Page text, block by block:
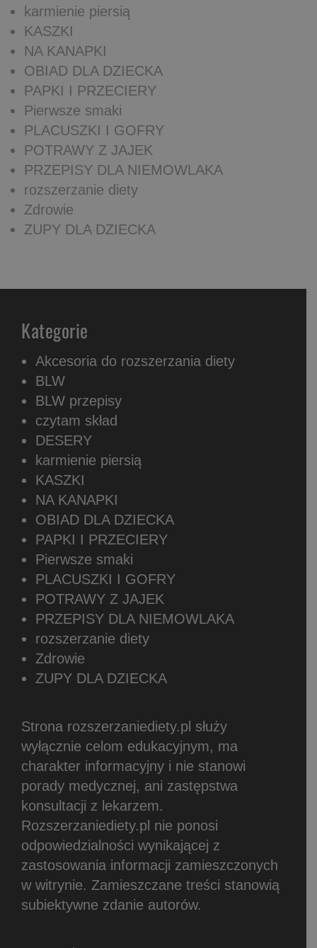
karmienie piersią
KASZKI
NA KANAPKI
OBIAD DLA DZIECKA
PAPKI I PRZECIERY
Pierwsze smaki
PLACUSZKI I GOFRY
POTRAWY Z JAJEK
PRZEPISY DLA NIEMOWLAKA
rozszerzanie diety
Zdrowie
ZUPY DLA DZIECKA
Kategorie
Akcesoria do rozszerzania diety
BLW
BLW przepisy
czytam skład
DESERY
karmienie piersią
KASZKI
NA KANAPKI
OBIAD DLA DZIECKA
PAPKI I PRZECIERY
Pierwsze smaki
PLACUSZKI I GOFRY
POTRAWY Z JAJEK
PRZEPISY DLA NIEMOWLAKA
rozszerzanie diety
Zdrowie
ZUPY DLA DZIECKA
Strona rozszerzaniediety.pl służy
wyłącznie celom edukacyjnym, ma
charakter informacyjny i nie stanowi
porady medycznej, ani zastępstwa
konsultacji z lekarzem.
Rozszerzaniediety.pl nie ponosi
odpowiedzialności wynikającej z
zastosowania informacji zamieszczonych
w witrynie. Zamieszczane treści stanowią
subiektywne zdanie autorów.